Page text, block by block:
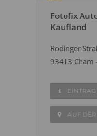
Fotofix
Kaufland
Rodinger
93413 Cham
AUF